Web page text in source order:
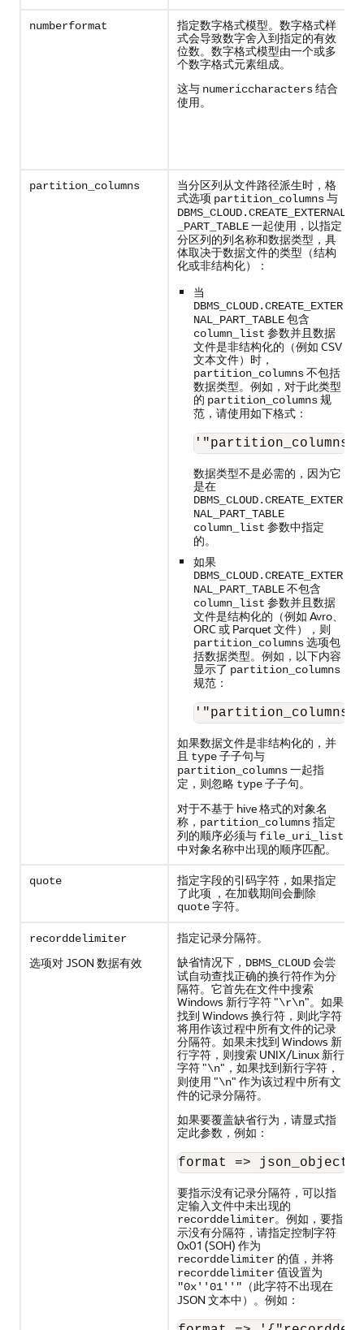
numberformat
指定数字格式模型。数字格式样
式会导致数字舍入到指定的有效
位数。数字格式模型由一个或多
个数字格式元素组成。
这与 numericcharacters结合
使用。
partition_columns
当分区列从文件路径派生时，格
式选项 partition_columns与
DBMS_CLOUD.CREATE_EXTERNAL
_PART_TABLE一起使用，以指定
分区列的列名称和数据类型，具
体取决于数据文件的类型（结构
化或非结构化）：
当
DBMS_CLOUD.CREATE_EXTER
NAL_PART_TABLE包含
column_list 参数并且数据
文件是非结构化的（例如 CSV
文本文件）时，
partition_columns不包括
数据类型。例如，对于此类型
的 partition_columns规
范，请使用如下格式：
数据类型不是必需的，因为它
是在
DBMS_CLOUD.CREATE_EXTER
NAL_PART_TABLE
column_list 参数中指定
的。
如果
DBMS_CLOUD.CREATE_EXTER
NAL_PART_TABLE不包含
column_list 参数并且数据
文件是结构化的（例如 Avro、
ORC 或 Parquet 文件），则
partition_columns选项包
括数据类型。例如，以下内容
显示了 partition_columns
规范：
如果数据文件是非结构化的，并
且 type子子句与
partition_columns一起指
定，则忽略 type子子句。
对于不基于 hive 格式的对象名
称， partition_columns指定
列的顺序必须与 file_uri_list
中对象名称中出现的顺序匹配。
quote
指定字段的引码字符，如果指定
了此项 ，在加载期间会删除
quote字符。
recorddelimiter
选项对 JSON 数据有效
指定记录分隔符。
缺省情况下， DBMS_CLOUD会尝
试自动查找正确的换行符作为分
隔符。它首先在文件中搜索
Windows 新行字符 "\r\n"。如果
找到 Windows 换行符，则此字符
将用作该过程中所有文件的记录
分隔符。如果未找到 Windows 新
行字符，则搜索 UNIX/Linux 新行
字符 "\n"，如果找到新行字符，
则使用 "\n" 作为该过程中所有文
件的记录分隔符。
如果要覆盖缺省行为，请显式指
定此参数，例如：
format =>
要指示没有记录分隔符，可以指
定输入文件中未出现的
recorddelimiter。例如，要指
示没有分隔符，请指定控制字符
0x01 (SOH) 作为
recorddelimiter 的值，并将
recorddelimiter值设置为
"0x''01''"
（此字符不出现在
JSON 文本中）。例如：